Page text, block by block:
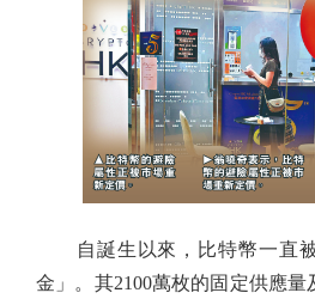
自誕生以來，比特幣一直被
金」。其2100萬枚的固定供應